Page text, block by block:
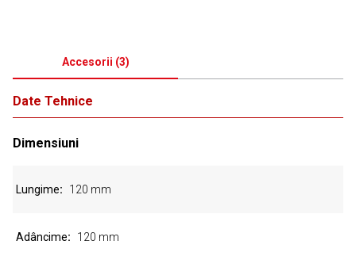
Accesorii (3)
Date Tehnice
Dimensiuni
Lungime 120 mm
Adâncime 120 mm